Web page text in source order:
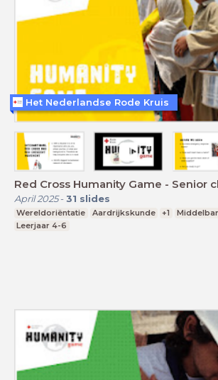
Red Cross Humanity Game - Senior
April 2025- 31 slides
Wereldoriëntatie Aardrijkskunde +1
Leerjaar 4-6
Het Nederlandse Rode Kruis